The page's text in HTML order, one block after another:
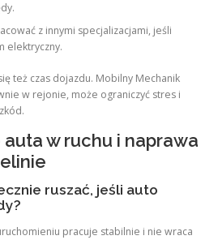
z innymi specjalizacjami, jeśli
elektryczny.
też czas dojazdu. Mobilny Mechanik
w rejonie, może ograniczyć stres i
auta w ruchu i naprawa
ruszać, jeśli auto
pracuje stabilnie i nie wraca